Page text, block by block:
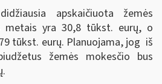
apskaičiuota žemės
metais yra 30,8 tūkst. eurų, o
tūkst. eurų. Planuojama, jog iš
žemės mokesčio bus